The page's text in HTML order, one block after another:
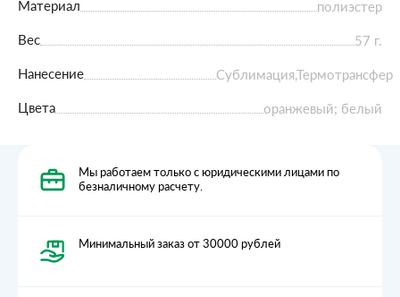
Мы работаем только с юридическими лицами по
безналичному расчету.
Минимальный заказ от 30000 рублей
Материал
полиэстер
Вес
57 г.
Нанесение
Сублимация,Термотрансфер
Цвета
оранжевый; белый